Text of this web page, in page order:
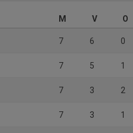
M V O
7 6 0
7 5 1
7 3 2
7 3 1